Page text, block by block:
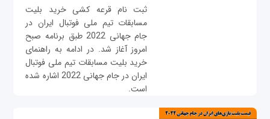
ثبت نام قرعه کشی خرید بلیت
مسابقات تیم ملی فوتبال ایران در
جام جهانی 2022 طبق برنامه صبح
امروز آغاز شد. در ادامه به راهنمای
خرید بلیت مسابقات تیم ملی فوتبال
ایران در جام جهانی 2022 اشاره شده
است.